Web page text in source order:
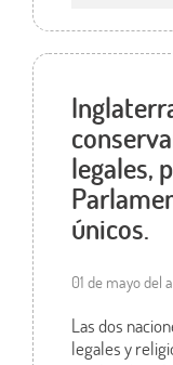
legales,
únicos.
01 de mayo del
Las dos
legales y